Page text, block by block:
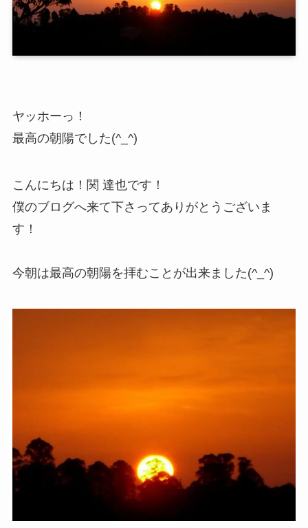
ヤッホーっ！
最高の朝陽でした(^_^)
こんにちは！関 達也です！
僕のブログへ来て下さってありがとうございま
す！
今朝は最高の朝陽を拝むことが出来ました(^_^)